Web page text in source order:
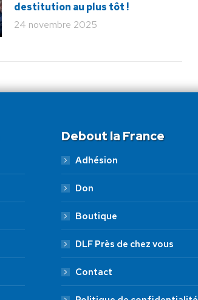
destitution au plus tôt !
24 novembre 2025
Debout la France
Adhésion
Don
Boutique
DLF Près de chez vous
Contact